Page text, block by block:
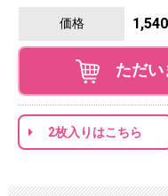
価格
ただい
2枚入りはこちら